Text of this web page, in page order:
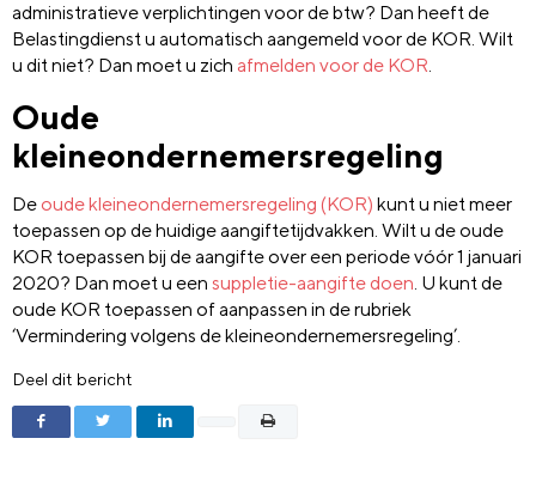
administratieve verplichtingen voor de btw? Dan heeft de
Belastingdienst u automatisch aangemeld voor de KOR. Wilt
u dit niet? Dan moet u zich afmelden voor de KOR.
Oude
kleineondernemersregeling
De oude kleineondernemersregeling (KOR) kunt u niet meer
toepassen op de huidige aangiftetijdvakken. Wilt u de oude
KOR toepassen bij de aangifte over een periode vóór 1 januari
2020? Dan moet u een suppletie-aangifte doen . U kunt de
oude KOR toepassen of aanpassen in de rubriek
‘Vermindering volgens de kleineondernemersregeling’.
Deel dit bericht